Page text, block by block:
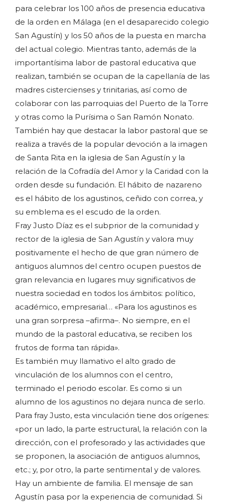
para celebrar los 100 años de presencia educativa
de la orden en Málaga (en el desaparecido colegio
San Agustín) y los 50 años de la puesta en marcha
del actual colegio. Mientras tanto, además de la
importantísima labor de pastoral educativa que
realizan, también se ocupan de la capellanía de las
madres cistercienses y trinitarias, así como de
colaborar con las parroquias del Puerto de la Torre
y otras como la Purísima o San Ramón Nonato.
También hay que destacar la labor pastoral que se
realiza a través de la popular devoción a la imagen
de Santa Rita en la iglesia de San Agustín y la
relación de la Cofradía del Amor y la Caridad con la
orden desde su fundación. El hábito de nazareno
es el hábito de los agustinos, ceñido con correa, y
su emblema es el escudo de la orden.
Fray Justo Díaz es el subprior de la comunidad y
rector de la iglesia de San Agustín y valora muy
positivamente el hecho de que gran número de
antiguos alumnos del centro ocupen puestos de
gran relevancia en lugares muy significativos de
nuestra sociedad en todos los ámbitos: político,
académico, empresarial… «Para los agustinos es
una gran sorpresa –afirma–. No siempre, en el
mundo de la pastoral educativa, se reciben los
frutos de forma tan rápida».
Es también muy llamativo el alto grado de
vinculación de los alumnos con el centro,
terminado el periodo escolar. Es como si un
alumno de los agustinos no dejara nunca de serlo.
Para fray Justo, esta vinculación tiene dos orígenes:
«por un lado, la parte estructural, la relación con la
dirección, con el profesorado y las actividades que
se proponen, la asociación de antiguos alumnos,
etc.; y, por otro, la parte sentimental y de valores.
Hay un ambiente de familia. El mensaje de san
Agustín pasa por la experiencia de comunidad. Si